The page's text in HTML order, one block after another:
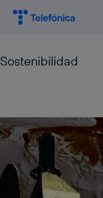
Sostenibilidad